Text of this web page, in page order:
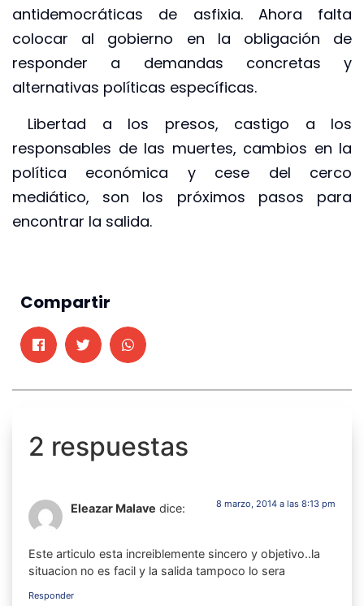
antidemocráticas de asfixia. Ahora falta
colocar al gobierno en la obligación de
responder a demandas concretas y
alternativas políticas específicas.
Libertad a los presos, castigo a los
responsables de las muertes, cambios en la
política económica y cese del cerco
mediático, son los próximos pasos para
encontrar la salida.
Compartir
2 respuestas
Eleazar Malave dice: 8 marzo, 2014 a las 8:13 pm
Este articulo esta increiblemente sincero y objetivo..la
situacion no es facil y la salida tampoco lo sera
Responder